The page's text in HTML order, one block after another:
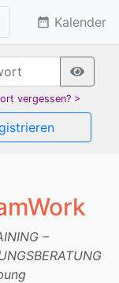
date_range Kalender
vergessen? >
–